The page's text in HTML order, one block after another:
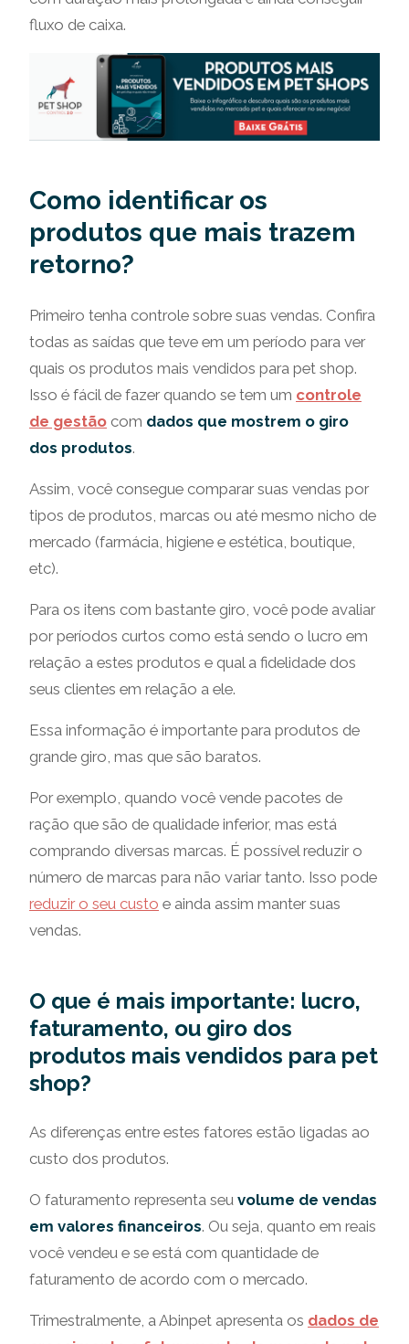
fluxo de caixa.
Como identificar os
produtos que mais trazem
retorno?
Primeiro tenha controle sobre suas vendas. Confira
todas as saídas que teve em um período para ver
quais os produtos mais vendidos para pet shop.
Isso é fácil de fazer quando se tem um controle
de gestão com dados que mostrem o giro
dos produtos.
Assim, você consegue comparar suas vendas por
tipos de produtos, marcas ou até mesmo nicho de
mercado (farmácia, higiene e estética, boutique,
etc).
Para os itens com bastante giro, você pode avaliar
por períodos curtos como está sendo o lucro em
relação a estes produtos e qual a fidelidade dos
seus clientes em relação a ele.
Essa informação é importante para produtos de
grande giro, mas que são baratos.
Por exemplo, quando você vende pacotes de
ração que são de qualidade inferior, mas está
comprando diversas marcas. É possível reduzir o
número de marcas para não variar tanto. Isso pode
reduzir o seu custo e ainda assim manter suas
vendas.
O que é mais importante: lucro,
faturamento, ou giro dos
produtos mais vendidos para pet
shop?
As diferenças entre estes fatores estão ligadas ao
custo dos produtos.
O faturamento representa seu volume de vendas
em valores financeiros. Ou seja, quanto em reais
você vendeu e se está com quantidade de
faturamento de acordo com o mercado.
Trimestralmente, a Abinpet apresenta os dados de